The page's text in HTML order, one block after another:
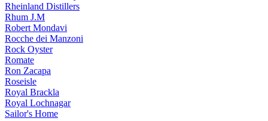
Rheinland Distillers
Rhum J.M
Robert Mondavi
Rocche dei Manzoni
Rock Oyster
Romate
Ron Zacapa
Roseisle
Royal Brackla
Royal Lochnagar
Sailor's Home